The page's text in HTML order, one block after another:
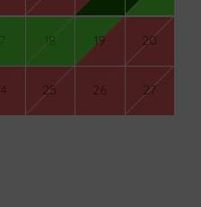
18 19 20
25 26 27